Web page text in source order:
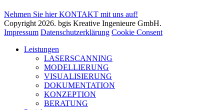
Nehmen Sie hier KONTAKT mit uns auf!
Copyright 2026. bgis Kreative Ingenieure GmbH.
Impressum Datenschutzerklärung Cookie Consent
Leistungen
LASERSCANNING
MODELLIERUNG
VISUALISIERUNG
DOKUMENTATION
KONZEPTION
BERATUNG